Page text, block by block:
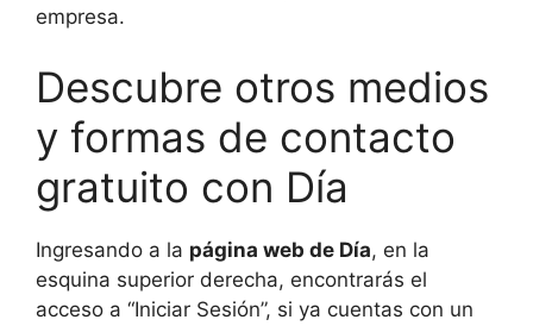
empresa.
Descubre otros medios
y formas de contacto
gratuito con Día
Ingresando a la página web de Día, en la
esquina superior derecha, encontrarás el
acceso a “Iniciar Sesión”, si ya cuentas con un